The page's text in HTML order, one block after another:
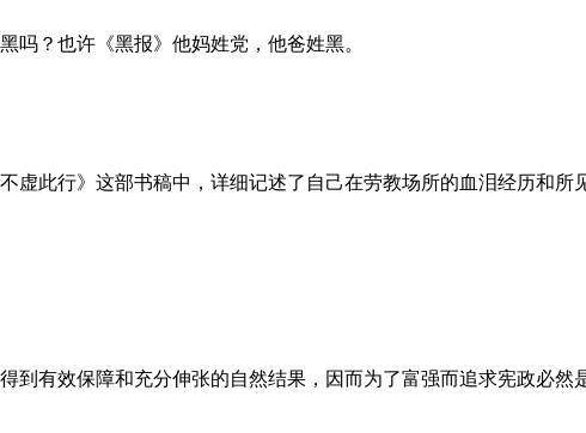
吗？也许《黑报》他妈姓党，他爸姓黑。
虚此行》这部书稿中，详细记述了自己在劳教场所的血泪经历和
到有效保障和充分伸张的自然结果，因而为了富强而追求宪政必